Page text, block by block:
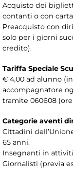
Acquisto dei
contanti o con
Preacquisto con
solo per i giorni
credito).
Tariffa Speciale
€ 4,00 ad alunno
accompagnatore
tramite 060608 (ore
Categorie aventi
Cittadini
65 anni.
Insegnanti in
Giornalisti (previa